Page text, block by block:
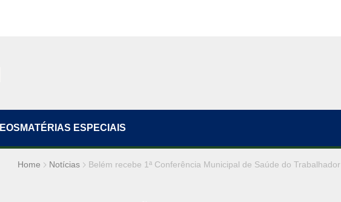
MATÉRIAS ESPECIAIS
Home Notícias Belém recebe 1ª Conferência Municipal de Saúde do Trabalhador